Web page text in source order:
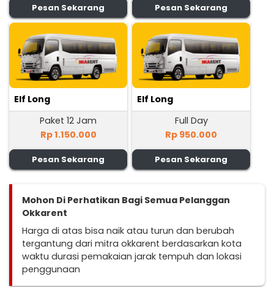
Pesan Sekarang Pesan Sekarang
Elf Long
Paket 12 Jam
Rp 1.150.000
Pesan Sekarang
Elf Long
Full Day
Rp 950.000
Pesan Sekarang
Mohon Di Perhatikan Bagi Semua Pelanggan
Okkarent
Harga di atas bisa naik atau turun dan berubah
tergantung dari mitra okkarent berdasarkan kota
waktu durasi pemakaian jarak tempuh dan lokasi
penggunaan